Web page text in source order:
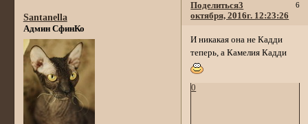
Поделиться 6
3
октября, 2016г. 12:23:26
Santanella
Админ СфинКо
И никакая она не Кадди
теперь, а Камелия Кадди
0